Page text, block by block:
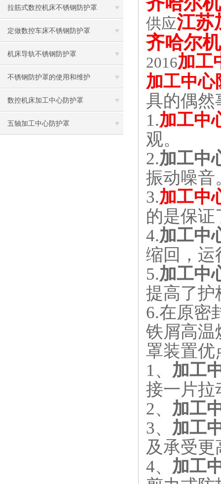
拉筋式数控机床不锈钢防护罩
定做数控车床不锈钢防护罩
机床导轨不锈钢防护罩
不锈钢防护罩的使用和维护
数控机床加工中心防护罩
五轴加工中心防护罩
供应江苏
齐哈尔
2016加工
加工中心
具的偶然
1.加工中
观。
2.加工中
振动噪音
3.加工中
的是保证
4.加工中
缩回，运
5.加工中
提高了护
6.在原密
铁屑高
罩装置优
1、 加工
接一片拉
2、 加工
3、 加工
及承受更
4、 加工